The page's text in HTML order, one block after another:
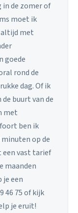
de zomer of
moet ik
altijd met
goede
rond de
dag. Of ik
buurt van de
met
ben ik
op de
vast tarief
maanden
je een
46 75 of kijk
je eruit!